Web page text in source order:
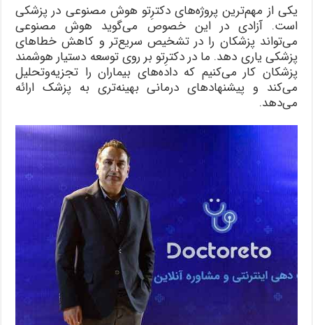
یکی از مهم‌ترین پروژه‌های دکترِتو هوش مصنوعی در پزشکی
است. آزادی در این خصوص می‌گوید هوش مصنوعی
می‌تواند پزشکان را در تشخیص سریع‌تر و کاهش خطاهای
پزشکی یاری دهد. ما در دکترِتو بر روی توسعه دستیار هوشمند
پزشکان کار می‌کنیم که داده‌های بیماران را تجزیه‌وتحلیل
می‌کند و پیشنهادهای درمانی بهینه‌تری به پزشک ارائه
می‌دهد.